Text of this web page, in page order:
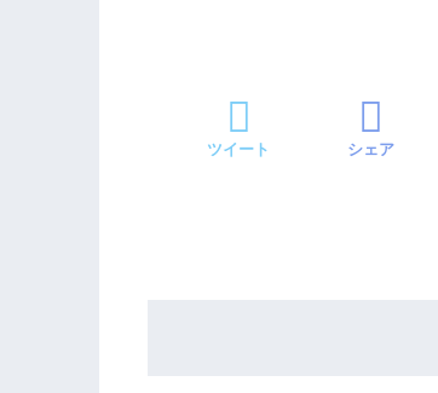
ツイート シェア